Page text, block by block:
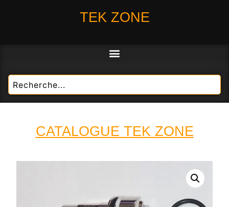
TEK ZONE
CATALOGUE TEK ZONE